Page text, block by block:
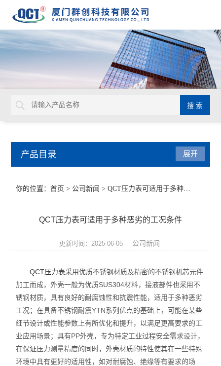
产品目录
代理品牌
水质分析仪表
电气设备
泵阀机电产品
展开
你的位置：首页 > 公司新闻 > QCT压力表可适用于多种恶劣的工况条件
QCT压力表可适用于多种恶劣的工况条件
更新时间：2025-06-05 公司新闻
QCT压力表采用优质不锈钢材质及精密的不锈钢机芯元件
加工而成，外壳一般为优质SUS304材料，接液部件也采用不
锈钢材质，具有良好的耐腐蚀性和抗震性能，适用于多种恶劣
工况；在具备不锈钢耐震YTN系列优点的基础上，可能在某些
细节设计或性能参数上有所优化和提升，以满足更高要求的工
业应用场景；具有PP外壳，专为特定工业过程安全需求设计，
在保证压力测量精度的同时，外壳材质的特性使其在一些特殊
环境中具有更好的适用性，如对耐腐蚀、绝缘等有要求的场